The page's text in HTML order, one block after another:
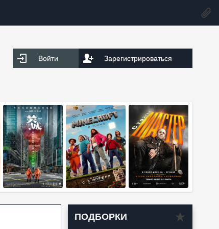
Войти Зарегистрироваться
ПОДБОРКИ